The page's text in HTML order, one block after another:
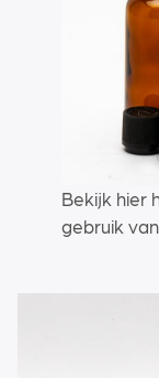
Bekijk hier
gebruik